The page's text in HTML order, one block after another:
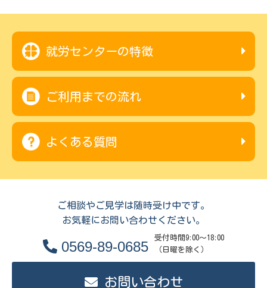
就労センターの特徴
ご利用までの流れ
よくある質問
ご相談やご見学は随時受け中です。
お気軽にお問い合わせください。
0569-89-0685
受付時間9:00～18:00
（日曜を除く）
お問い合わせ